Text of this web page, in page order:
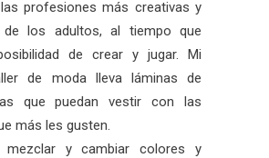
profesiones más creativas y
de los adultos, al tiempo que
de crear y jugar. Mi
de moda lleva láminas de
que puedan vestir con las
más les gusten.
mezclar y cambiar colores y